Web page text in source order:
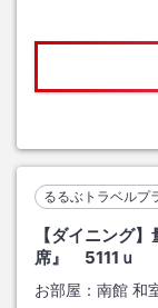
るるぶトラベルプ
【ダイニング
席』 5111ｕ
お部屋： 南館 和